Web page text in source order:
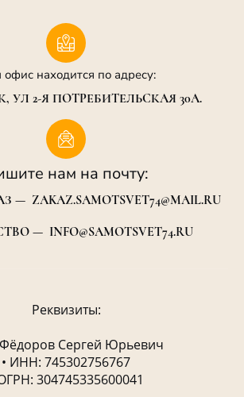
УЛ 2-Я ПОТРЕБИТЕЛЬСКАЯ 30А.
находится по адресу:
ZAKAZ.SAMOTSVET74@MAIL.RU
— INFO@SAMOTSVET74.RU
нам на почту:
Реквизиты:
Сергей Юрьевич
• ИНН: 745302756767
304745335600041